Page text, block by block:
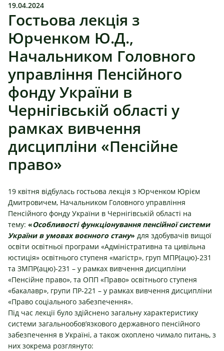
19.04.2024
Гостьова лекція з
Юрченком Ю.Д.,
Начальником Головного
управління Пенсійного
фонду України в
Чернігівській області у
рамках вивчення
дисципліни «Пенсійне
право»
19 квітня відбулась гостьова лекція з Юрченком Юрієм
Дмитровичем, Начальником Головного управління
Пенсійного фонду України в Чернігівській області на
тему: «Особливості функціонування пенсійної системи
України в умовах воєнного стану» для здобувачів вищої
освіти освітньої програми «Адміністративна та цивільна
юстиція» освітнього ступеня «магістр», груп МПР(ацю)-231
та ЗМПР(ацю)-231 – у рамках вивчення дисципліни
«Пенсійне право», та ОПП «Право» освітнього ступеня
«бакалавр», групи ПР-221 – у рамках вивчення дисципліни
«Право соціального забезпечення».
Під час лекції було здійснено загальну характеристику
системи загальнообов’язкового державного пенсійного
забезпечення в Україні, а також охоплено чимало питань, з
них зокрема розглянуто: